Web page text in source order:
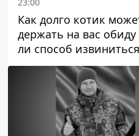
Как долго котик
держать на вас обиду
ли способ извиниться